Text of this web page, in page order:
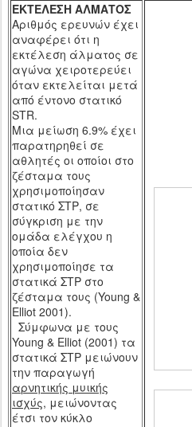
ΕΚΤΕΛΕΣΗ ΑΛΜΑΤΟΣ
Αριθμός ερευνών έχει
αναφέρει ότι η
εκτέλεση άλματος σε
αγώνα χειροτερεύει
όταν εκτελείται μετά
από έντονο στατικό
STR.
Mια μείωση 6.9% έχει
παρατηρηθεί σε
αθλητές οι οποίοι στο
ζέσταμα τους
χρησιμοποίησαν
στατικό ΣΤΡ, σε
σύγκριση με την
ομάδα ελέγχου η
οποία δεν
χρησιμοποίησε τα
στατικά ΣΤΡ στο
ζέσταμα τους (Young &
Elliot 2001).
Σύμφωνα με τους
Young & Elliot (2001) τα
στατικά ΣΤΡ μειώνουν
την παραγωγή
αρνητικής μυικής
ισχύς, μειώνοντας
έτσι τον κύκλο